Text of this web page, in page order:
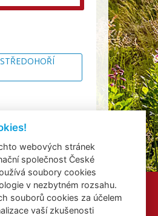
webových stránek
společnost České
soubory cookies
v nezbytném rozsahu.
souborů cookies za účelem
vaší zkušenosti